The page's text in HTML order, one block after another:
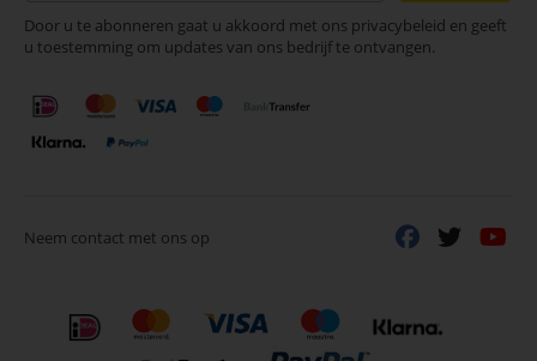
onze
nieuwsbrief
Door u te abonneren gaat u akkoord met ons privacybeleid en geeft
u toestemming om updates van ons bedrijf te ontvangen.
Neem contact met ons op